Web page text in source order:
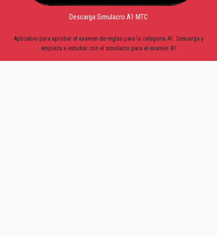
Descarga Simulacro A1 MTC
Aplicativo para aprobar el examen de reglas para la categoria A1. Descarga y
empieza a estudiar con el simulacro para el examen A1